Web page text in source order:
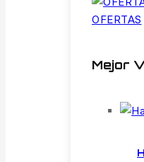
OFERTAS
Mejor